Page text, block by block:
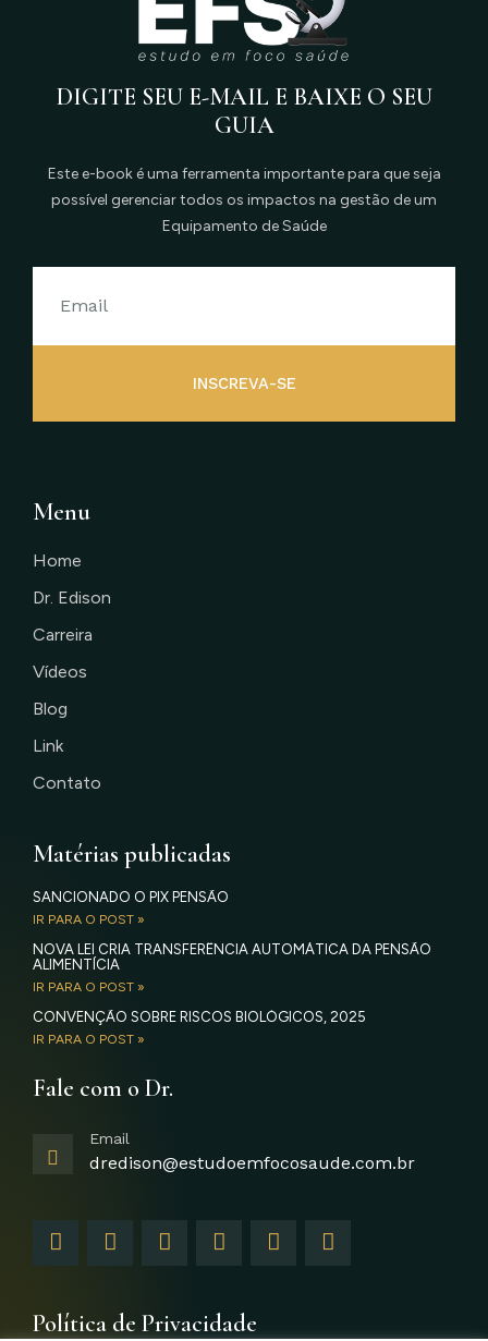
DIGITE SEU E-MAIL E BAIXE O SEU
GUIA
Este e-book é uma ferramenta importante para que seja
possível gerenciar todos os impactos na gestão de um
Equipamento de Saúde
INSCREVA-SE
Menu
Home
Dr. Edison
Carreira
Vídeos
Blog
Link
Contato
Matérias publicadas
SANCIONADO O PIX PENSÃO
IR PARA O POST »
NOVA LEI CRIA TRANSFERÊNCIA AUTOMÁTICA DA PENSÃO
ALIMENTÍCIA
IR PARA O POST »
CONVENÇÃO SOBRE RISCOS BIOLÓGICOS, 2025
IR PARA O POST »
Fale com o Dr.
Email
dredison@estudoemfocosaude.com.br
F
a
b
I
n
a
T
w
t
Y
o
u
L
i
G
o
Política de Privacidade